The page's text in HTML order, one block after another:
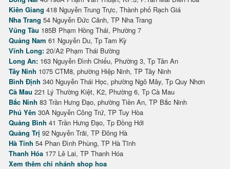
Kiên Giang 418 Nguyễn Trung Trực, Thành phố Rạch Giá
Nha Trang 54 Nguyễn Đức Cảnh, TP Nha Trang
Vũng Tàu 185B Phạm Hồng Thái, Phường 7
Quảng Nam 61 Nguyễn Du, Tp Tam Kỳ
Vĩnh Long: 20/A2 Phạm Thái Bường
Long An: 163 Nguyễn Đình Chiểu, Phường 3, Tp Tân An
Tây Ninh 1075 CTM8, phường Hiệp Ninh, TP Tây Ninh
Bình Định 340 Nguyễn Thái Học, phường Ngô Mây, Tp Quy Nhơn
Cà Mau 221 Lý Thường Kiệt, K2, Phường 6, Tp Cà Mau
Bắc Ninh 83 Trần Hưng Đạo, phường Tiền An, TP Bắc Ninh
Phú Yên 30A Nguyễn Công Trứ, TP Tuy Hòa
Quảng Bình 41 Trần Hưng Đạo, Tp Đồng Hới
Quảng Trị 92 Nguyễn Trãi, TP Đông Hà
Hà Tĩnh 54 Phan Đình Phùng, TP Hà Tĩnh
Thanh Hóa 177 Lê Lai, TP Thanh Hóa
Xem thêm chi nhánh shop hoa